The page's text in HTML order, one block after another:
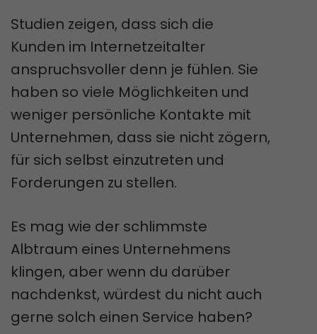
Studien zeigen, dass sich die
Kunden im Internetzeitalter
anspruchsvoller denn je fühlen. Sie
haben so viele Möglichkeiten und
weniger persönliche Kontakte mit
Unternehmen, dass sie nicht zögern,
für sich selbst einzutreten und
Forderungen zu stellen.
Es mag wie der schlimmste
Albtraum eines Unternehmens
klingen, aber wenn du darüber
nachdenkst, würdest du nicht auch
gerne solch einen Service haben?